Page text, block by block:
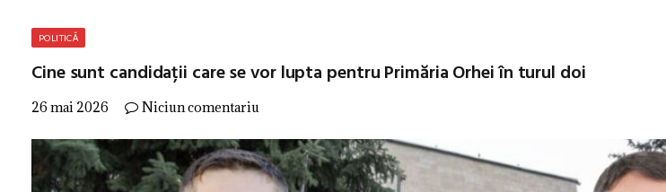
POLITICĂ
Cine sunt candidații care se vor lupta pentru Primăria Orhei în turul doi
26 mai 2026 Niciun comentariu